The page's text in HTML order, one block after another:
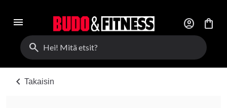
menu account_circle
shopping_bag
search
chevron_left Takaisin